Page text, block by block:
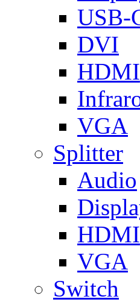
USB-
DVI
HDMI
VGA
Splitter
Audio
HDMI
VGA
Switch